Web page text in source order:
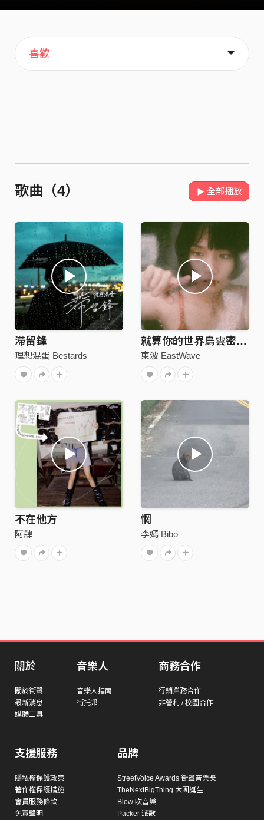
主頁
喜歡
關於
歌曲（4） 全部播放
滯留鋒
理想混蛋 Bestards
就算你的世界烏雲密佈 In Mist
東波 EastWave
不在他方
阿肆
惘
李嫣 Bibo
關於
關於街聲
最新消息
媒體工具
音樂人
音樂人指南
街托邦
商務合作
行銷業務合作
非營利 / 校園合作
支援服務
隱私權保護政策
著作權保護措施
會員服務條款
免責聲明
品牌
StreetVoice Awards 街聲音樂獎
TheNextBigThing 大團誕生
Blow 吹音樂
Packer 派歌